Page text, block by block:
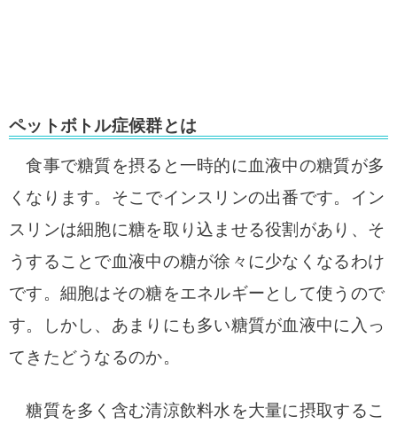
ペットボトル症候群とは
食事で糖質を摂ると一時的に血液中の糖質が多
くなります。そこでインスリンの出番です。イン
スリンは細胞に糖を取り込ませる役割があり、そ
うすることで血液中の糖が徐々に少なくなるわけ
です。細胞はその糖をエネルギーとして使うので
す。
しかし、あまりにも多い糖質が血液中に入っ
てきたどうなるのか。
糖質を多く含む清涼飲料水を大量に摂取するこ